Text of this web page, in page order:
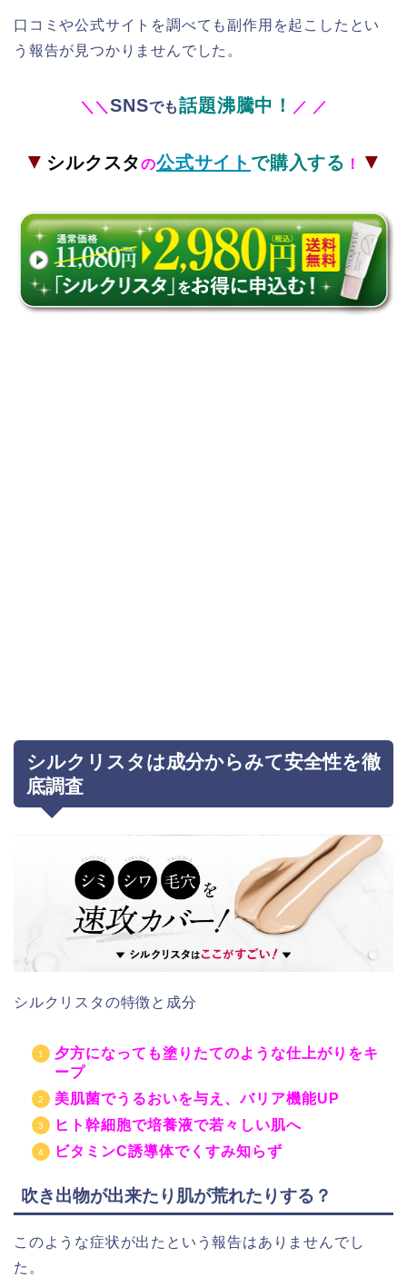
口コミや公式サイトを調べても副作用を起こしたとい
う報告が見つかりませんでした。
＼ ＼SNSでも話題沸騰中！ ／ ／
▼ シルクスタの公式サイト で購入する ！ ▼
シルクリスタは成分からみて安全性を徹
底調査
シルクリスタの特徴と成分
夕方になっても塗りたてのような仕上がりをキ
ープ
美肌菌でうるおいを与え、バリア機能UP
ヒト幹細胞で培養液で若々しい肌へ
ビタミンC誘導体でくすみ知らず
吹き出物が出来たり肌が荒れたりする？
このような症状が出たという報告はありませんでし
た。